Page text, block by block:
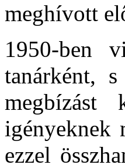
meghívott
1950-ben
tanárként,
megbízást
igényeknek
ezzel